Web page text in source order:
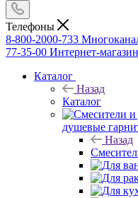
Телефоны
8-800-2000-733
77-35-00 Интернет-магазин
Каталог
Назад
Каталог
душевые
Назад